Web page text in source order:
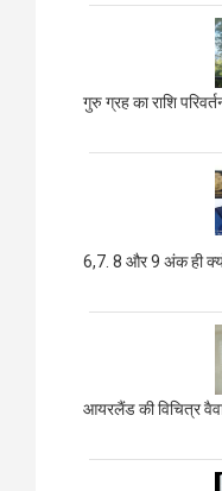
गुरु ग्रह का राशि
6,7. 8 और 9 अंक ही
आयरलैंड की विचित्र